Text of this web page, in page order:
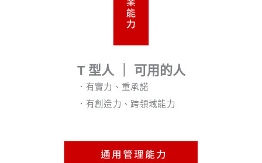
T 型人 ｜ 可用的人
．有實力、重承諾
．有創造力、跨領域能力